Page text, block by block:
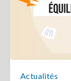
Actualités